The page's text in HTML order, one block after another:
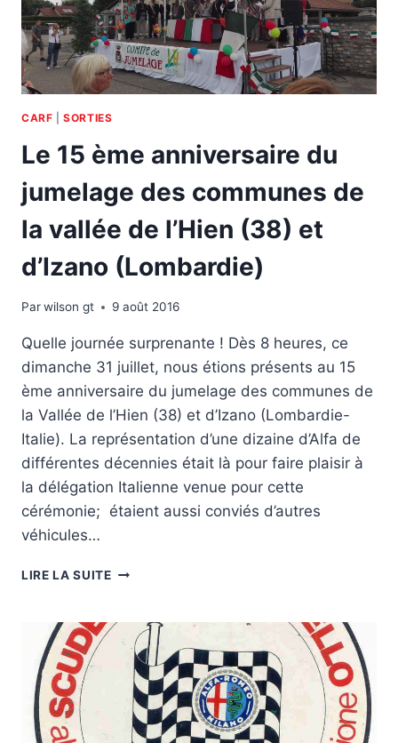
CARF |SORTIES
Le 15 ème anniversaire du
jumelage des communes de
la vallée de l’Hien (38) et
d’Izano (Lombardie)
Parwilson gt 9 août 2016
Quelle journée surprenante ! Dès 8 heures, ce
dimanche 31 juillet, nous étions présents au 15
ème anniversaire du jumelage des communes de
la Vallée de l’Hien (38) et d’Izano (Lombardie-
Italie). La représentation d’une dizaine d’Alfa de
différentes décennies était là pour faire plaisir à
la délégation Italienne venue pour cette
cérémonie; étaient aussi conviés d’autres
véhicules…
LIRE LA SUITELE
ANNIVERSAIRE
DU
JUMELAGE
DES
COMMUNES